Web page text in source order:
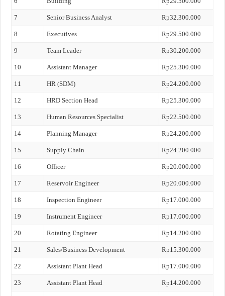
7 Senior Business Analyst Rp32.300.000
8 Executives Rp29.500.000
9 Team Leader Rp30.200.000
10 Assistant Manager Rp25.300.000
11 HR (SDM) Rp24.200.000
12 HRD Section Head Rp25.300.000
13 Human Resources Specialist Rp22.500.000
14 Planning Manager Rp24.200.000
15 Supply Chain Rp24.200.000
16 Officer Rp20.000.000
17 Reservoir Engineer Rp20.000.000
18 Inspection Engineer Rp17.000.000
19 Instrument Engineer Rp17.000.000
20 Rotating Engineer Rp14.200.000
21 Sales/Business Development Rp15.300.000
22 Assistant Plant Head Rp17.000.000
23 Assistant Plant Head Rp14.200.000